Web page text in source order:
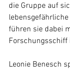
die Gruppe auf
führen sie dabei
Forschungsschiff
Leonie Benesch